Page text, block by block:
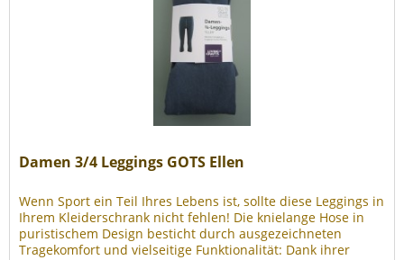
Damen 3/4 Leggings GOTS Ellen
Wenn Sport ein Teil Ihres Lebens ist, sollte diese Leggings in
Ihrem Kleiderschrank nicht fehlen! Die knielange Hose in
puristischem Design besticht durch ausgezeichneten
Tragekomfort und vielseitige Funktionalität: Dank ihrer